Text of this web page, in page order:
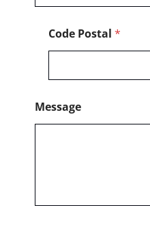
Code Postal *
Message